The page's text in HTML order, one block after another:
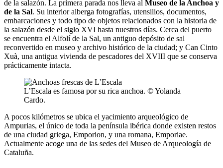
de la salazón. La primera parada nos lleva al Museo de la Anchoa y
de la Sal. Su interior alberga fotografías, utensilios, documentos,
embarcaciones y todo tipo de objetos relacionados con la historia de
la salazón desde el siglo XVI hasta nuestros días. Cerca del puerto
se encuentra el Alfolí de la Sal, un antiguo depósito de sal
reconvertido en museo y archivo histórico de la ciudad; y Can Cinto
Xuà, una antigua vivienda de pescadores del XVIII que se conserva
prácticamente intacta.
L’Escala es famosa por su rica anchoa. © Yolanda
Cardo.
A pocos kilómetros se ubica el yacimiento arqueológico de
Ampurias, el único de toda la península ibérica donde existen restos
de una ciudad griega, Emporion, y una romana, Emporiae.
Actualmente acoge una de las sedes del Museo de Arqueología de
Cataluña.